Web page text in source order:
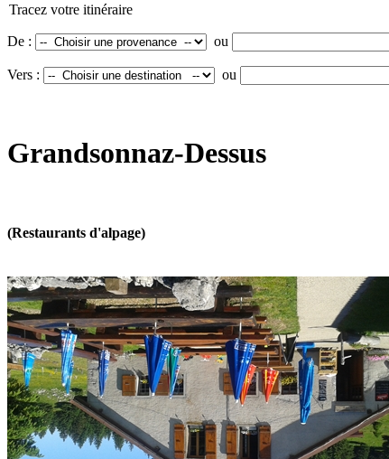
Tracez votre itinéraire
De : ou
Vers : ou
Grandsonnaz-Dessus
(Restaurants d'alpage)